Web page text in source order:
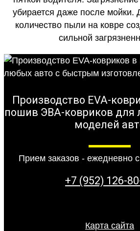
убирается даже после
количество пыли на ковре
сильной
Производство EVA-
пошив ЭВА-ковриков для
моделей
Прием заказов - ежедневно
+7 (952) 126-
Карта сайта